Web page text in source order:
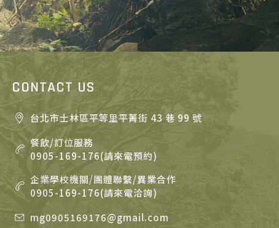
CONTACT US
台北市士林區平等里平菁街 43 巷 99 號
餐飲/訂位服務
0905-169-176(請來電預約)
企業學校機關/團體聯繫/異業合作
0905-169-176(請來電洽詢)
mg0905169176@gmail.com